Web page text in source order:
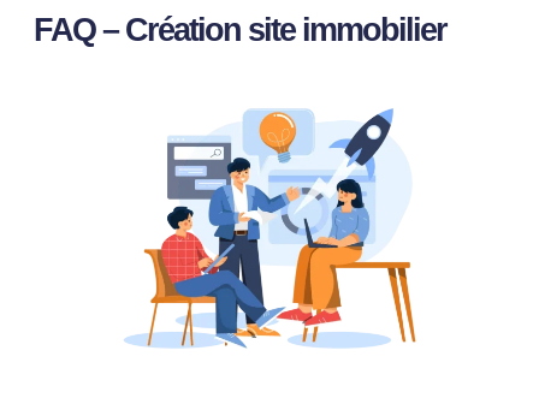
FAQ – Création site immobilier